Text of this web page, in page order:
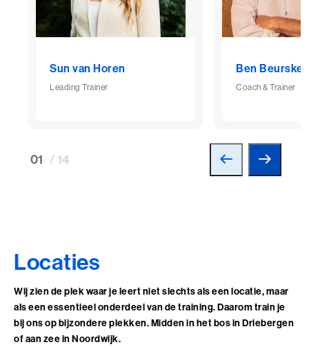
Sun van Horen
Leading Trainer
Ben
Coach & Trainer
01 / 14
Locaties
Wij zien de plek waar je leert niet slechts als een locatie, maar
als een essentieel onderdeel van de training. Daarom train je
bij ons op bijzondere plekken. Midden in het bos in Driebergen
of aan zee in Noordwijk.